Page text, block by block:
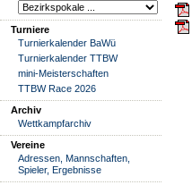
Turniere
Turnierkalender BaWü
Turnierkalender TTBW
mini-Meisterschaften
TTBW Race 2026
Archiv
Wettkampfarchiv
Vereine
Adressen, Mannschaften,
Spieler, Ergebnisse